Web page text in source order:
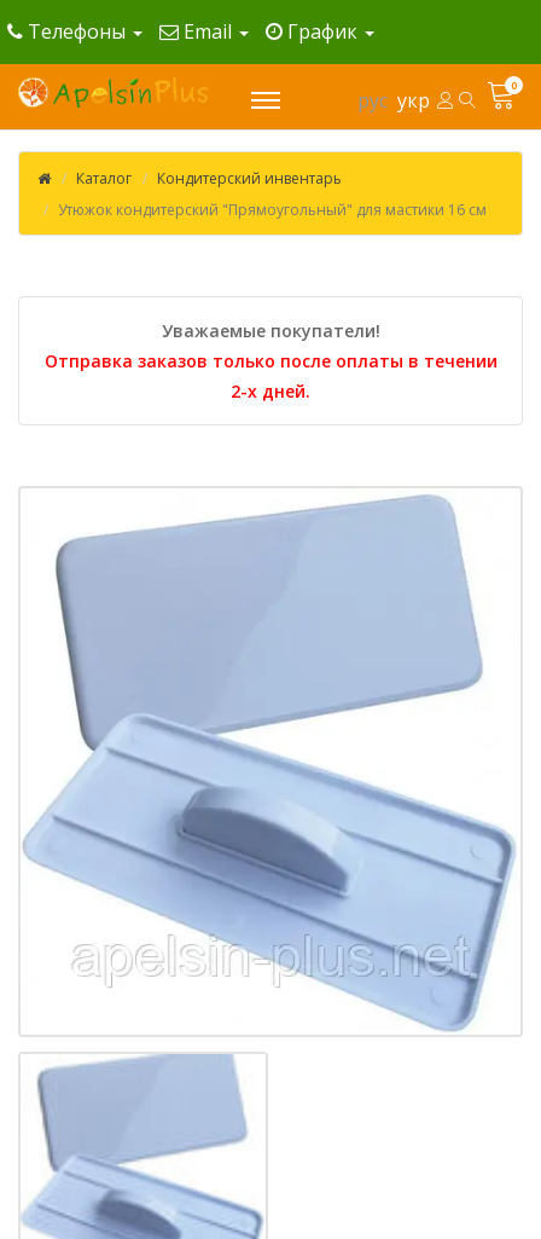
Телефоны Email График
рус укр
0
Каталог
Кондитерский инвентарь
Утюжок кондитерский "Прямоугольный" для мастики 16 см
Уважаемые покупатели!
Отправка заказов только после оплаты в течении
2-х дней.